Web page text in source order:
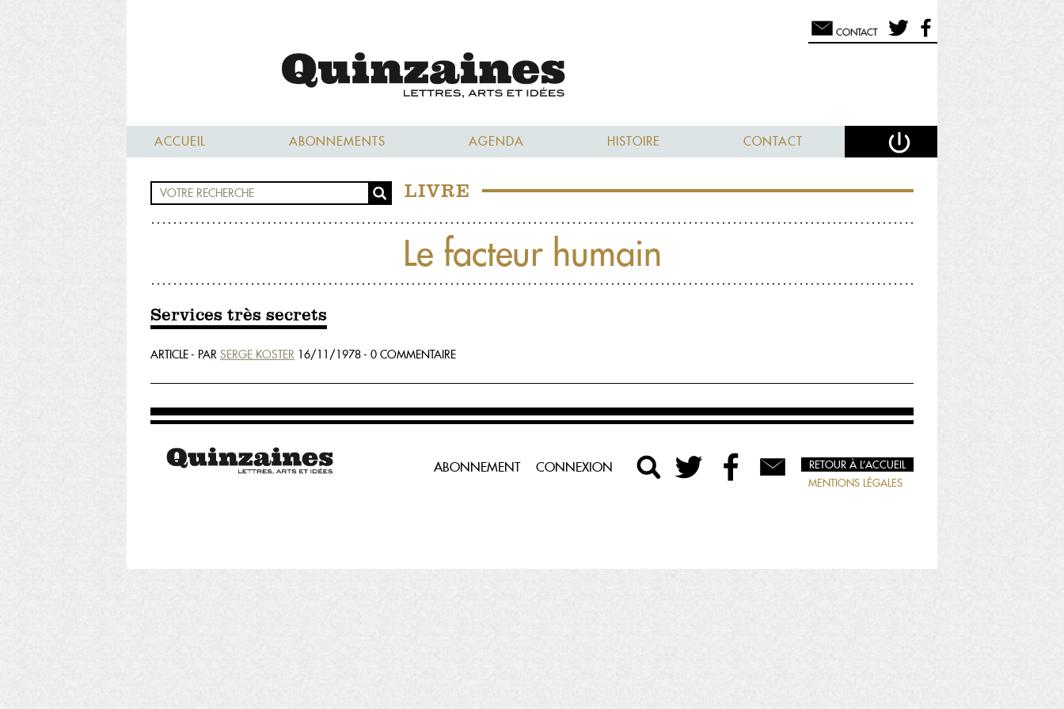
CONTACT
ACCUEIL ABONNEMENTS AGENDA HISTOIRE CONTACT
LIVRE
Le facteur humain
Services très secrets
ARTICLE - PAR SERGE KOSTER 16/11/1978 - 0 COMMENTAIRE
ABONNEMENT CONNEXION
RETOUR À L’ACCUEIL
MENTIONS LÉGALES